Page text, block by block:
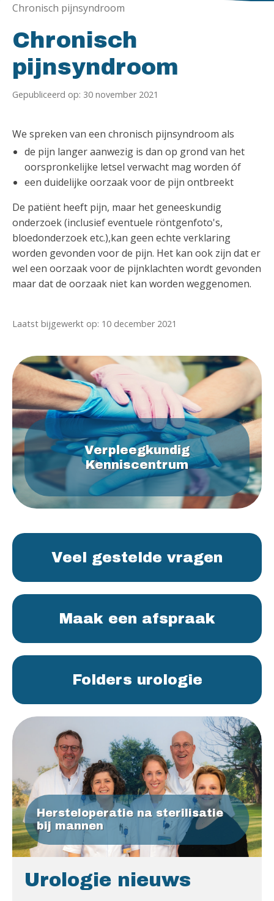
Chronisch pijnsyndroom
Chronisch
pijnsyndroom
Gepubliceerd op: 30 november 2021
We spreken van een chronisch pijnsyndroom als
de pijn langer aanwezig is dan op grond van het
oorspronkelijke letsel verwacht mag worden óf
een duidelijke oorzaak voor de pijn ontbreekt
De patiënt heeft pijn, maar het geneeskundig
onderzoek (inclusief eventuele röntgenfoto's,
bloedonderzoek etc.),kan geen echte verklaring
worden gevonden voor de pijn. Het kan ook zijn dat er
wel een oorzaak voor de pijnklachten wordt gevonden
maar dat de oorzaak niet kan worden weggenomen.
Laatst bijgewerkt op: 10 december 2021
Verpleegkundig
Kenniscentrum
Veel gestelde vragen
Maak een afspraak
Folders urologie
Hersteloperatie na sterilisatie
bij mannen
Urologie nieuws